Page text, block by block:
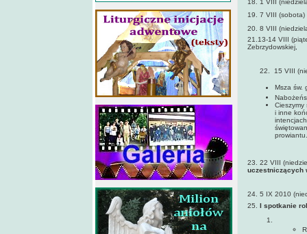
18. 1 VIII
19. 7 VIII (sobota)
20. 8 VIII
21.13-14 VIII
Zebrzydowskiej,
22. 15 VIII
Msza św.
Cieszymy
i inne
prowiantu.
23. 22 VIII
uczestniczących
24. 5 IX 2010
25. I spotkanie